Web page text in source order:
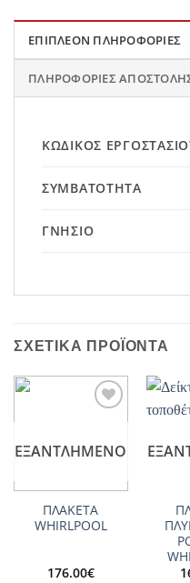
ΕΠΙΠΛΈΟΝ ΠΛΗΡΟΦΟΡΊΕΣ
ΠΛΗΡΟΦΟΡΊΕΣ
ΚΩΔΙΚΌΣ
ΣΥΜΒΑΤΌΤΗΤΑ
ΓΝΉΣΙΟ
ΣΧΕΤΙΚΆ ΠΡΟΪΌΝΤΑ
ΕΞΑΝΤΛΗΜΈΝΟ
ΠΛΑΚΕΤΑ
WHIRLPOOL
176.00€